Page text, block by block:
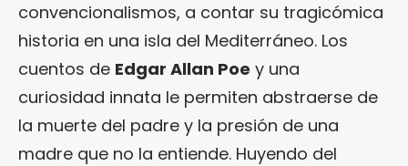
convencionalismos, a contar su tragicómica
historia en una isla del Mediterráneo. Los
cuentos de Edgar Allan Poe y una
curiosidad innata le permiten abstraerse de
la muerte del padre y la presión de una
madre que no la entiende. Huyendo del